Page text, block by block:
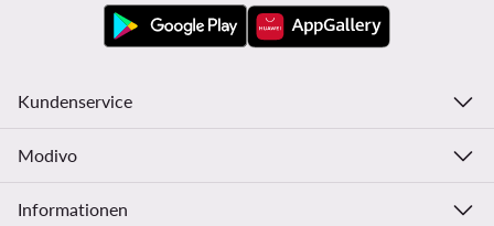
Kundenservice
Modivo
Informationen